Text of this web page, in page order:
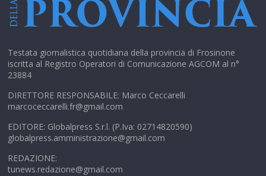
Testata giornalistica quotidiana della provincia di Frosinone
iscritta al Registro Operatori di Comunicazione AGCOM al n°
23884
DIRETTORE RESPONSABILE: Marco Ceccarelli
marcoceccarelli.fr@gmail.com
EDITORE: Globalpress S.r.l. (P.Iva: 02714820590)
globalpress.amministrazione@gmail.com
REDAZIONE:
tunews.redazione@gmail.com